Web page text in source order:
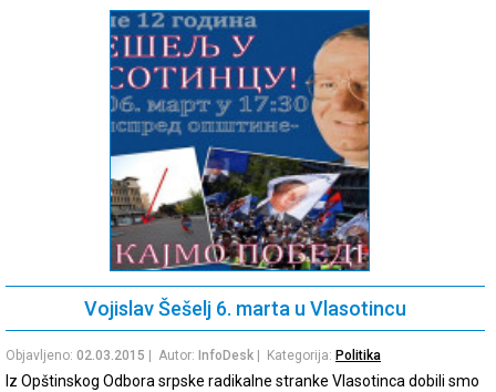
Vojislav Šešelj 6. marta u Vlasotincu
Objavljeno: 02.03.2015 | Autor: InfoDesk | Kategorija: Politika
Iz Opštinskog Odbora srpske radikalne stranke Vlasotinca dobili smo